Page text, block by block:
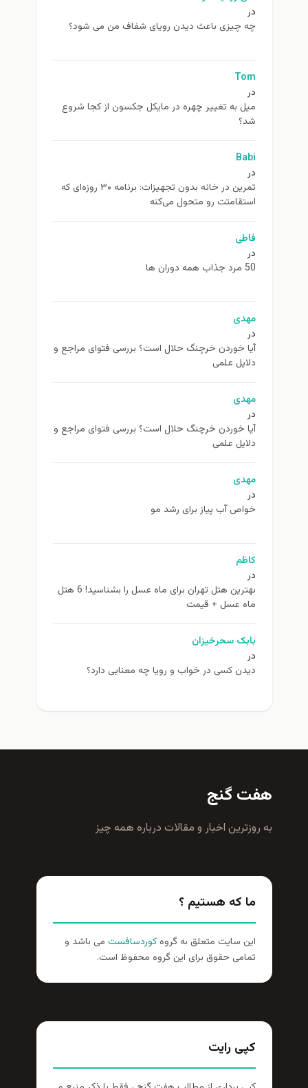
در
چه چیزی باعث دیدن رویای شفاف من می شود؟
Tom
در
ميل به تغيير چهره در مایکل جکسون از كجا شروع
شد؟
Babi
در
تمرین در خانه بدون تجهیزات: برنامه ۳۰ روزه‌ای که
استقامتت رو متحول می‌کنه
فاطی
در
50 مرد جذاب همه دوران ها
مهدی
در
آیا خوردن خرچنگ حلال است؟ بررسی فتوای مراجع و
دلایل علمی
مهدی
در
آیا خوردن خرچنگ حلال است؟ بررسی فتوای مراجع و
دلایل علمی
مهدی
در
خواص آب پیاز برای رشد مو
کاظم
در
بهترین هتل تهران برای ماه عسل را بشناسید! 6 هتل
ماه عسل + قیمت
بابک سحرخیزان
در
دیدن کسی در خواب و رویا چه معنایی دارد؟
هفت گنج
به روزترين اخبار و مقالات درباره همه چيز
ما که هستیم ؟
این سایت متعلق به گروهکوردسافست می باشد و
تمامی حقوق برای این گروه محفوظ است.
کپی رایت